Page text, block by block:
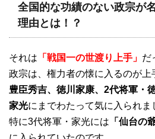
全国的な功績のない政宗が
理由とは！？
それは 「戦国一の世渡り上手」 だ
政宗は、権力者の懐に入るのが上
豊臣秀吉、徳川家康、2代将軍・
家光にまでわたって気に入られま
特に3代将軍・家光には 「仙台の